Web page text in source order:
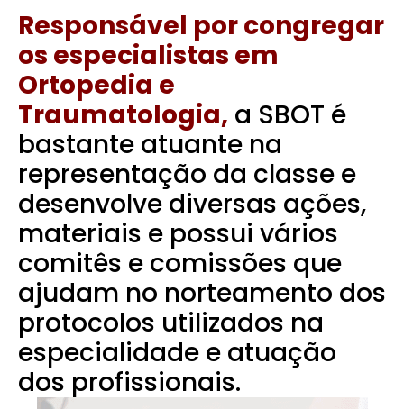
Responsável porcongregar
os especialistas em
Ortopedia e
Traumatologia, a SBOT é
bastante atuante na
representação da classe e
desenvolve diversas ações,
materiais e possui vários
comitês e comissões que
ajudam no norteamento dos
protocolos utilizados na
especialidade e atuação
dos profissionais.